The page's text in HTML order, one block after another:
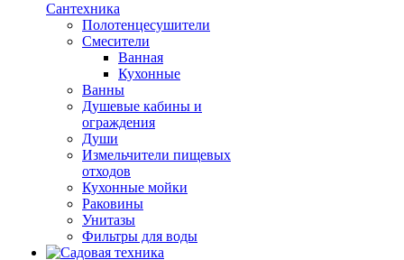
Сантехника
Полотенцесушители
Смесители
Ванная
Кухонные
Ванны
Душевые кабины и
ограждения
Души
Измельчители пищевых
отходов
Кухонные мойки
Раковины
Унитазы
Фильтры для воды